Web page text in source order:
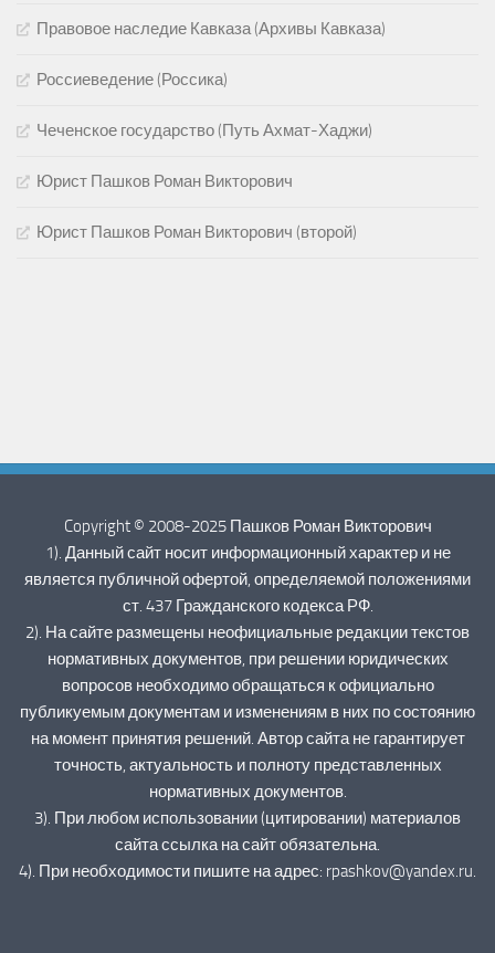
Правовое наследие Кавказа (Архивы Кавказа)
Россиеведение (Россика)
Чеченское государство (Путь Ахмат-Хаджи)
Юрист Пашков Роман Викторович
Юрист Пашков Роман Викторович (второй)
Copyright © 2008-2025 Пашков Роман Викторович
1). Данный сайт носит информационный характер и не
является публичной офертой, определяемой положениями
ст. 437 Гражданского кодекса РФ.
2). На сайте размещены неофициальные редакции текстов
нормативных документов, при решении юридических
вопросов необходимо обращаться к официально
публикуемым документам и изменениям в них по состоянию
на момент принятия решений. Автор сайта не гарантирует
точность, актуальность и полноту представленных
нормативных документов.
3). При любом использовании (цитировании) материалов
сайта ссылка на сайт обязательна.
4). При необходимости пишите на адрес: rpashkov@yandex.ru.